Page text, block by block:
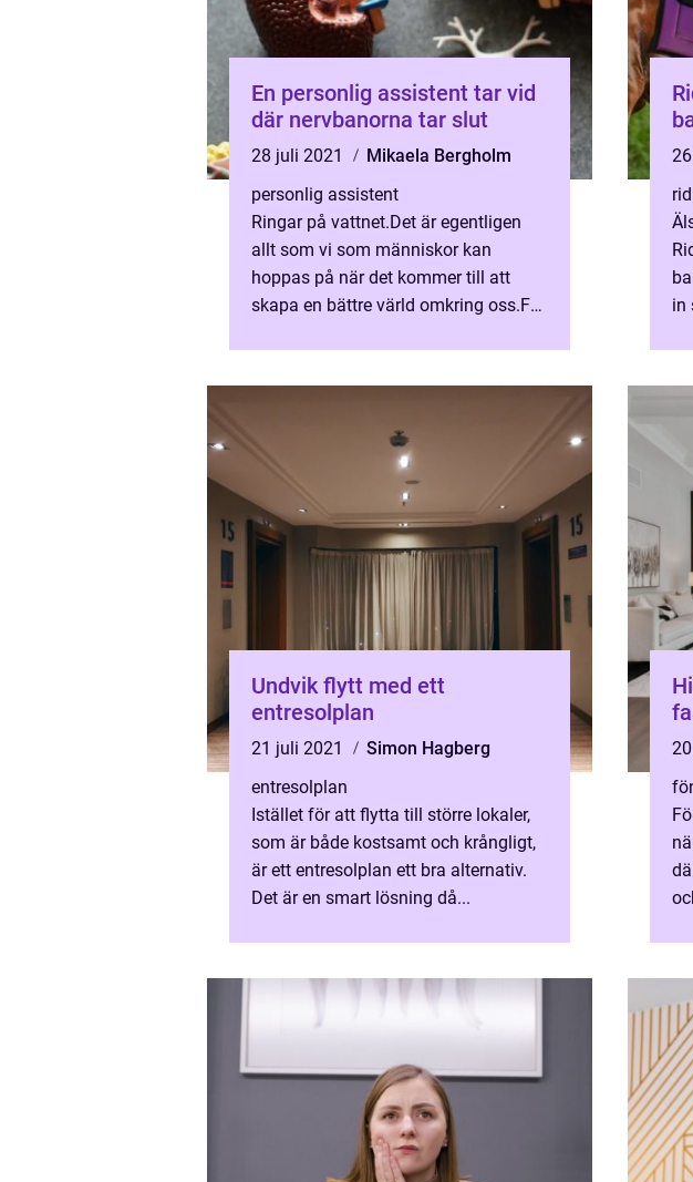
En personlig assistent tar vid
där nervbanorna tar slut
28 juli 2021
Mikaela Bergholm
personlig assistent
Ringar på vattnet.Det är egentligen
allt som vi som människor kan
hoppas på när det kommer till att
skapa en bättre värld omkring oss.För
in
Undvik flytt med ett
entresolplan
21 juli 2021
Simon Hagberg
entresolplan
Istället för att flytta till större lokaler,
som är både kostsamt och krångligt,
är ett entresolplan ett bra alternativ.
Det är en smart lösning då...